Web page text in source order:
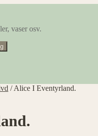
vaser osv.
/Alice I Eventyrland.